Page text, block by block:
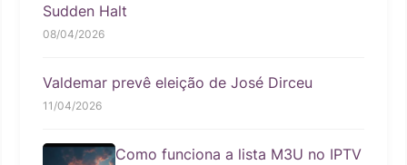
Sudden Halt
08/04/2026
Valdemar prevê eleição de José Dirceu
11/04/2026
Como funciona a lista M3U no IPTV